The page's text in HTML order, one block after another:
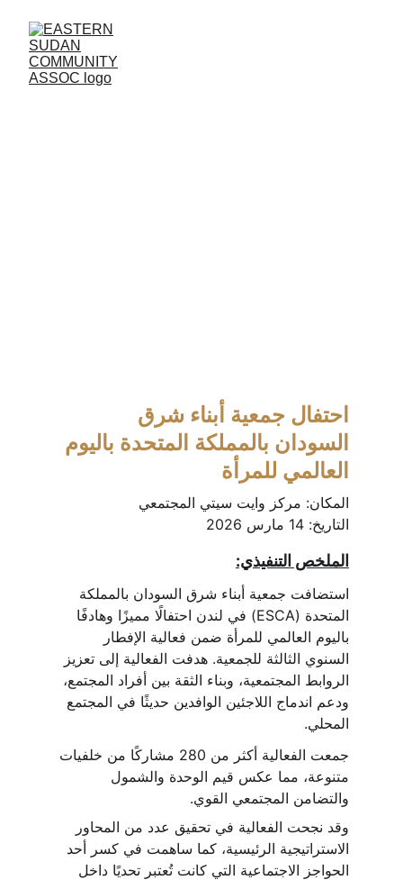
احتفال جمعية أبناء شرق
السودان بالمملكة المتحدة باليوم
العالمي للمرأة
المكان: مركز وايت سيتي المجتمعي
التاريخ: 14 مارس 2026
الملخص التنفيذي:
استضافت جمعية أبناء شرق السودان بالمملكة
المتحدة (ESCA) في لندن احتفالًا مميزًا وهادفًا
باليوم العالمي للمرأة ضمن فعالية الإفطار
السنوي الثالثة للجمعية. هدفت الفعالية إلى تعزيز
الروابط المجتمعية، وبناء الثقة بين أفراد المجتمع،
ودعم اندماج اللاجئين الوافدين حديثًا في المجتمع
المحلي.
جمعت الفعالية أكثر من 280 مشاركًا من خلفيات
متنوعة، مما عكس قيم الوحدة والشمول
والتضامن المجتمعي القوي.
وقد نجحت الفعالية في تحقيق عدد من المحاور
الاستراتيجية الرئيسية، كما ساهمت في كسر أحد
الحواجز الاجتماعية التي كانت تُعتبر تحديًا داخل